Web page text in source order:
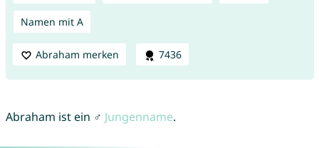
Namen mit A
Abraham merken 7436
Abraham ist ein ♂ Jungenname.